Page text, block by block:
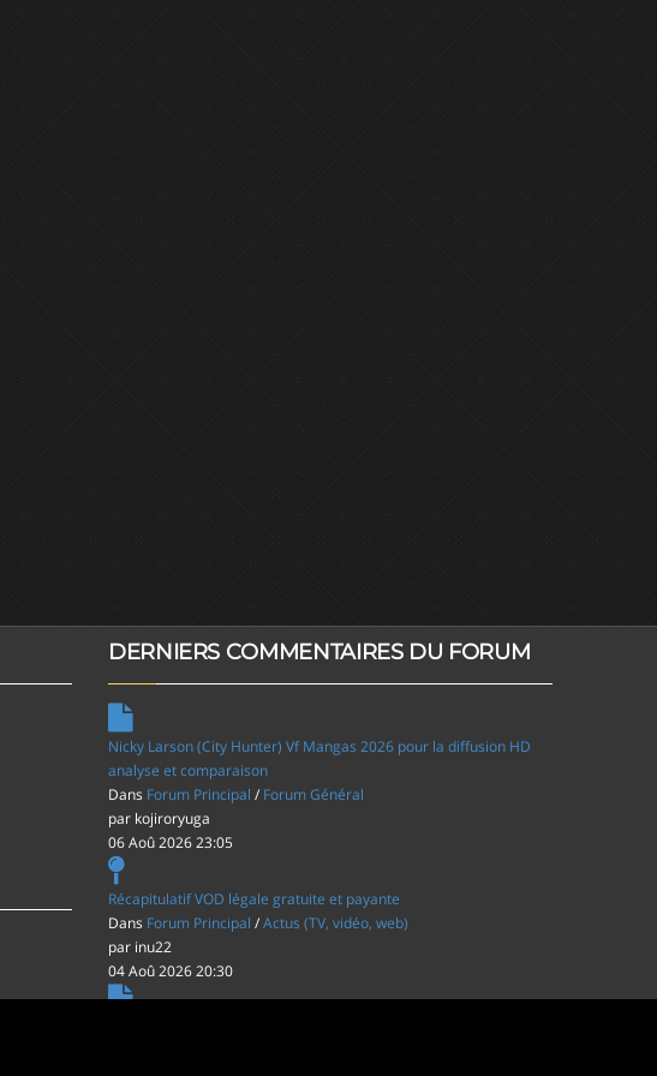
DERNIERS COMMENTAIRES DU FORUM
Nicky Larson (City Hunter) Vf Mangas 2026 pour la diffusion HD
analyse et comparaison
Dans Forum Principal / Forum Général
par kojiroryuga
06 Aoû 2026 23:05
Récapitulatif VOD légale gratuite et payante
Dans Forum Principal /Actus (TV, vidéo, web)
par inu22
04 Aoû 2026 20:30